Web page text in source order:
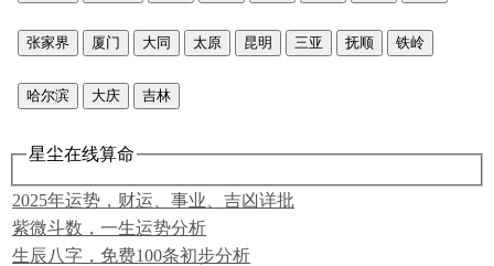
张家界 厦门 大同 太原 昆明 三亚 抚顺 铁岭
哈尔滨 大庆 吉林
星尘在线算命
2025年运势，财运、事业、吉凶详批
紫微斗数，一生运势分析
生辰八字，免费100条初步分析